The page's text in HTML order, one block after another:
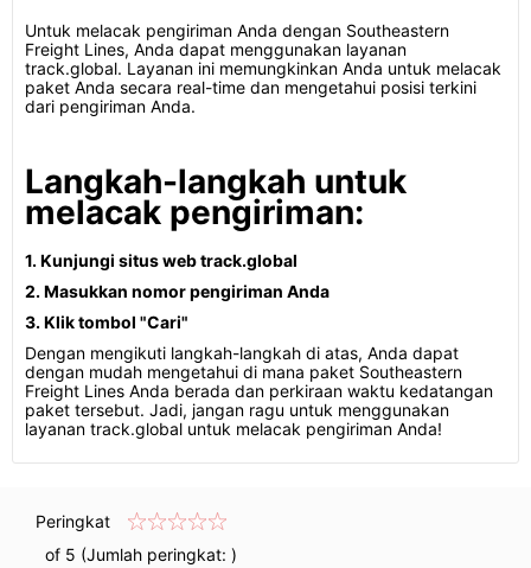
Untuk melacak pengiriman Anda dengan Southeastern
Freight Lines, Anda dapat menggunakan layanan
track.global. Layanan ini memungkinkan Anda untuk melacak
paket Anda secara real-time dan mengetahui posisi terkini
dari pengiriman Anda.
Langkah-langkah untuk
melacak pengiriman:
1. Kunjungi situs web track.global
2. Masukkan nomor pengiriman Anda
3. Klik tombol "Cari"
Dengan mengikuti langkah-langkah di atas, Anda dapat
dengan mudah mengetahui di mana paket Southeastern
Freight Lines Anda berada dan perkiraan waktu kedatangan
paket tersebut. Jadi, jangan ragu untuk menggunakan
layanan track.global untuk melacak pengiriman Anda!
Peringkat
of 5 (Jumlah peringkat: )